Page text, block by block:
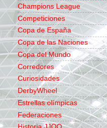
Champions League
Competiciones
Copa de España
Copa de las Naciones
Copa del Mundo
Corredores
Curiosidades
DerbyWheel
Estrellas olímpicas
Federaciones